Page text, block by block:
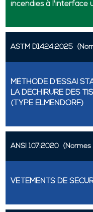
incendies à l'interface
ASTM D1424:2025
MÉTHODE D'ESSAI
LA DÉCHIRURE DES
(TYPE ELMENDORF)
ANSI 107:2020 (Normes
VÊTEMENTS DE